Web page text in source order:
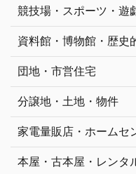
競技場・スポーツ・遊
資料館・博物館・歴史
団地・市営住宅
分譲地・土地・物件
家電量販店・ホームセ
本屋・古本屋・レンタ